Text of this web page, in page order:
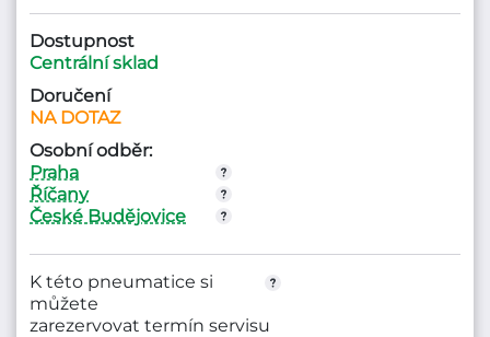
Dostupnost
Centrální sklad
Doručení
NA DOTAZ
Osobní odběr:
Praha
Říčany
České Budějovice
K této pneumatice si
můžete
zarezervovat termín servisu